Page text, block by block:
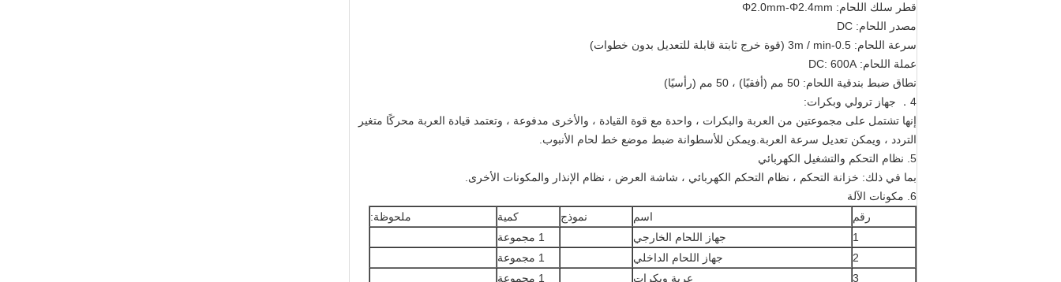
قطر سلك اللحام: Φ2.0mm-Φ2.4mm
مصدر اللحام: DC
سرعة اللحام: 0.5-3m / min (قوة خرج ثابتة قابلة للتعديل بدون خطوات)
عملة اللحام: DC: 600A
نطاق ضبط بندقية اللحام: 50 مم (أفقيًا) ، 50 مم (رأسيًا)
4． جهاز ترولي وبكرات:
إنها تشتمل على مجموعتين من العربة والبكرات ، واحدة مع قوة القيادة ، والأخرى مدفوعة ، وتعتمد قيادة العربة محركًا متغير
التردد ، ويمكن تعديل سرعة العربة.ويمكن للأسطوانة ضبط موضع خط لحام الأنبوب.
5. نظام التحكم والتشغيل الكهربائي
بما في ذلك: خزانة التحكم ، نظام التحكم الكهربائي ، شاشة العرض ، نظام الإنذار والمكونات الأخرى.
6. مكونات الآلة
رقم
اسم نموذج كمية
ملحوظة:
1
جهاز اللحام الخارجي
1 مجموعة
2
جهاز اللحام الداخلي
1 مجموعة
3
عربة وبكرات
1 مجموعة